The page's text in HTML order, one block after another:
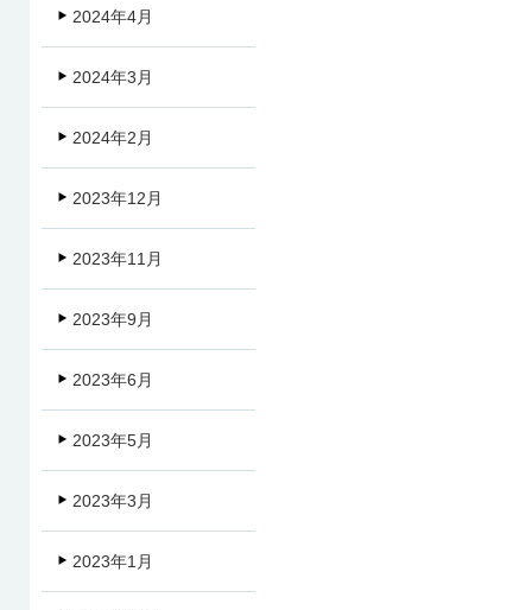
2024年4月
2024年3月
2024年2月
2023年12月
2023年11月
2023年9月
2023年6月
2023年5月
2023年3月
2023年1月